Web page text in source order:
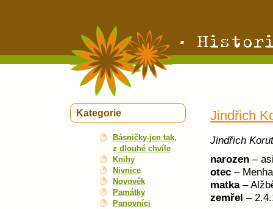
Jindřich
Jindřich
narozen –
otec –
matka–
zemřel –
Kategorie
Básničky-jen tak,
z dlouhé chvíle
Knihy
Nivnice
Novověk
Památky
Panovníci